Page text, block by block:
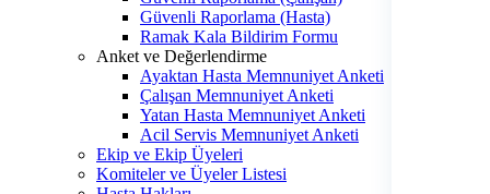
Güvenli Raporlama (Hasta)
Ramak Kala Bildirim Formu
Anket ve Değerlendirme
Ayaktan Hasta Memnuniyet Anketi
Çalışan Memnuniyet Anketi
Yatan Hasta Memnuniyet Anketi
Acil Servis Memnuniyet Anketi
Ekip ve Ekip Üyeleri
Komiteler ve Üyeler Listesi